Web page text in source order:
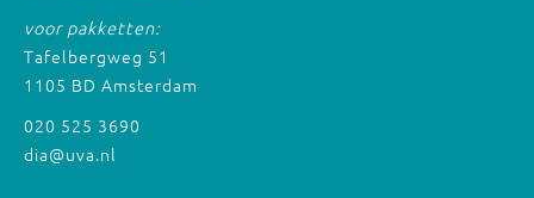
voor pakketten:
Tafelbergweg 51
1105 BD Amsterdam
020 525 3690
dia@uva.nl